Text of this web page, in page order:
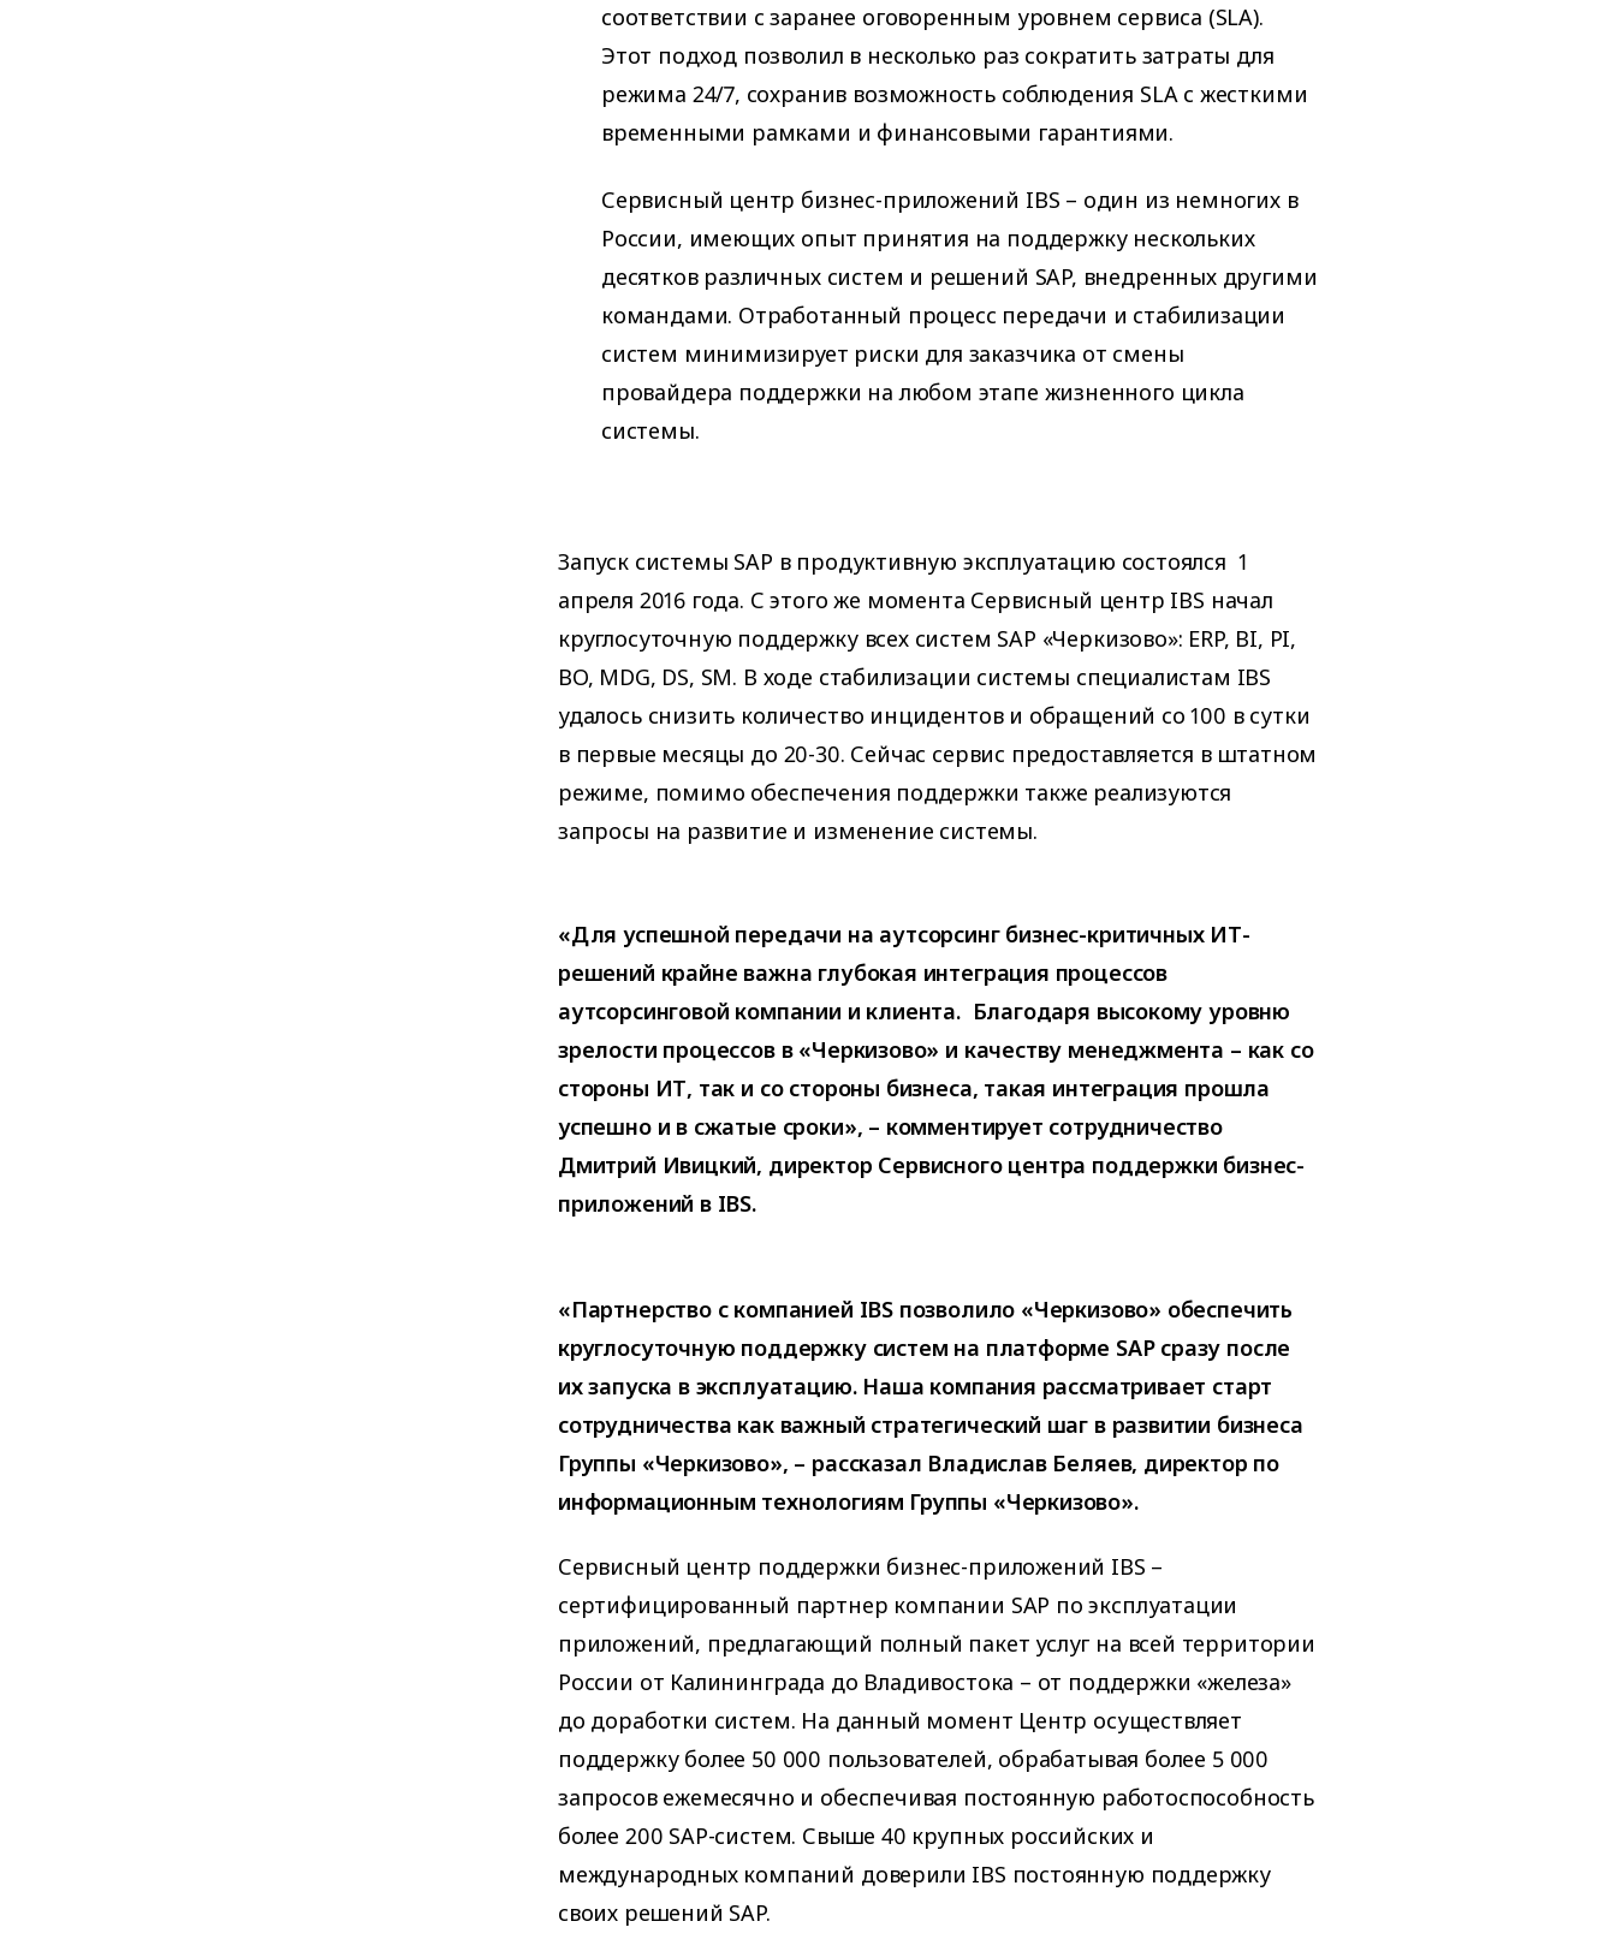
соответствии с заранее оговоренным уровнем сервиса (SLA).
Этот подход позволил в несколько раз сократить затраты для
режима 24/7, сохранив возможность соблюдения SLA с жесткими
временными рамками и финансовыми гарантиями.
Сервисный центр бизнес-приложений IBS – один из немногих в
России, имеющих опыт принятия на поддержку нескольких
десятков различных систем и решений SAP, внедренных другими
командами. Отработанный процесс передачи и стабилизации
систем минимизирует риски для заказчика от смены
провайдера поддержки на любом этапе жизненного цикла
системы.
Запуск системы SAP в продуктивную эксплуатацию состоялся 1
апреля 2016 года. С этого же момента Сервисный центр IBS начал
круглосуточную поддержку всех систем SAP «Черкизово»: ERP, BI, PI,
BO, MDG, DS, SM. В ходе стабилизации системы специалистам IBS
удалось снизить количество инцидентов и обращений со 100 в сутки
в первые месяцы до 20-30. Сейчас сервис предоставляется в штатном
режиме, помимо обеспечения поддержки также реализуются
запросы на развитие и изменение системы.
«Для успешной передачи на аутсорсинг бизнес-критичных ИТ-
решений крайне важна глубокая интеграция процессов
аутсорсинговой компании и клиента. Благодаря высокому уровню
зрелости процессов в «Черкизово» и качеству менеджмента – как со
стороны ИТ, так и со стороны бизнеса, такая интеграция прошла
успешно и в сжатые сроки», – комментирует сотрудничество
Дмитрий Ивицкий, директор Сервисного центра поддержки бизнес-
приложений в IBS.
«Партнерство с компанией IBS позволило «Черкизово» обеспечить
круглосуточную поддержку систем на платформе SAP сразу после
их запуска в эксплуатацию. Наша компания рассматривает старт
сотрудничества как важный стратегический шаг в развитии бизнеса
Группы «Черкизово», – рассказал Владислав Беляев, директор по
информационным технологиям Группы «Черкизово».
Сервисный центр поддержки бизнес-приложений IBS –
сертифицированный партнер компании SAP по эксплуатации
приложений, предлагающий полный пакет услуг на всей территории
России от Калининграда до Владивостока – от поддержки «железа»
до доработки систем. На данный момент Центр осуществляет
поддержку более 50 000 пользователей, обрабатывая более 5 000
запросов ежемесячно и обеспечивая постоянную работоспособность
более 200 SAP-систем. Свыше 40 крупных российских и
международных компаний доверили IBS постоянную поддержку
своих решений SAP.